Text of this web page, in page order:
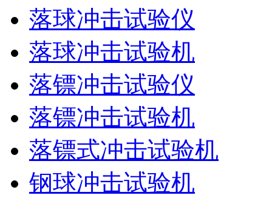
落球冲击试验仪
落球冲击试验机
落镖冲击试验仪
落镖冲击试验机
落镖式冲击试验机
钢球冲击试验机